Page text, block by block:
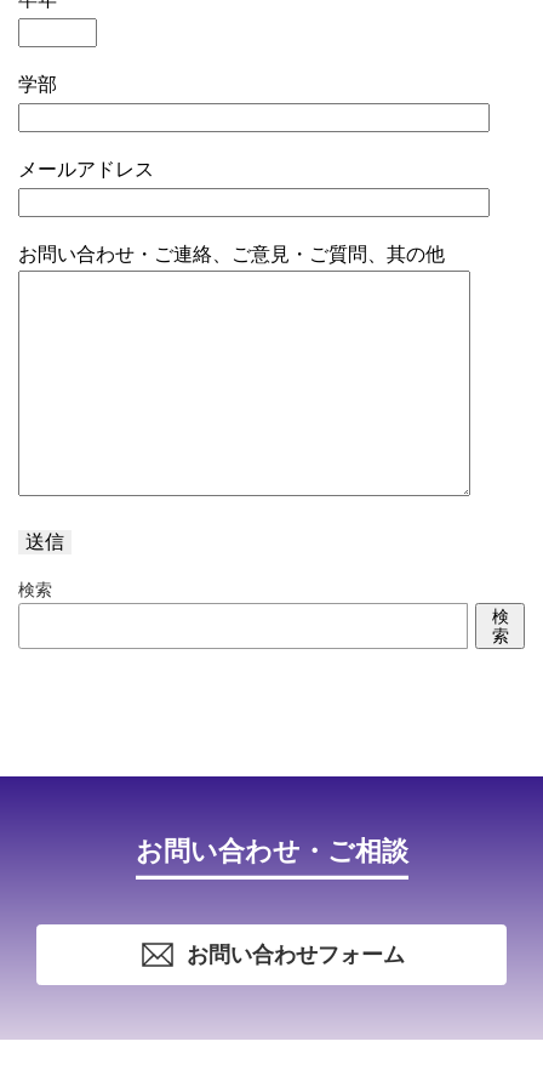
学部
メールアドレス
お問い合わせ・ご連絡、ご意見・ご質問、其の他
Alternative:
検索
検
索
お問い合わせ・ご相談
お問い合わせフォーム